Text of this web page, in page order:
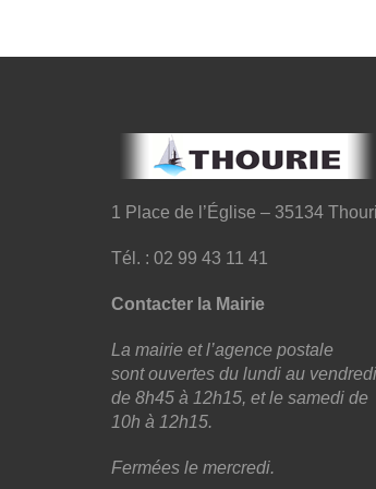
1 Place de l’Église – 35134
Tél. : 02 99 43 11 41
Contacter la Mairie
La mairie et l’agence postale
sont ouvertes du lundi au vendredi
de 8h45 à 12h15, et le samedi de
10h à 12h15.
Fermées le mercredi.